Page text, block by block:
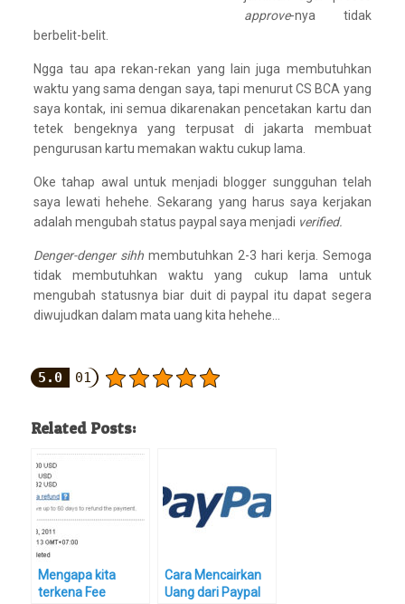
approve-nya tidak
berbelit-belit.
Ngga tau apa rekan-rekan yang lain juga membutuhkan
waktu yang sama dengan saya, tapi menurut CS BCA yang
saya kontak, ini semua dikarenakan pencetakan kartu dan
tetek bengeknya yang terpusat di jakarta membuat
pengurusan kartu memakan waktu cukup lama.
Oke tahap awal untuk menjadi blogger sungguhan telah
saya lewati hehehe. Sekarang yang harus saya kerjakan
adalah mengubah status paypal saya menjadi verified.
Denger-denger sihh membutuhkan 2-3 hari kerja. Semoga
tidak membutuhkan waktu yang cukup lama untuk
mengubah statusnya biar duit di paypal itu dapat segera
diwujudkan dalam mata uang kita hehehe…
5.0 01
Related Posts:
Mengapa kita
terkena Fee
Cara Mencairkan
Uang dari Paypal